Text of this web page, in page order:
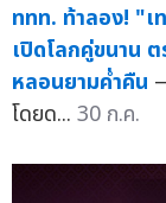
ททท. ท้าลอง! "
เปิดโลกคู่ขนาน
หลอนยามค่ำคืน
โดยด... 30 ก.ค.